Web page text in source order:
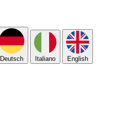
Deutsch Italiano English